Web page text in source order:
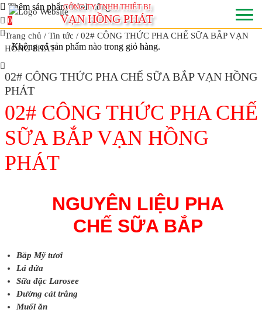
CÔNG TY TNHH THIẾT BỊ
VẠN HỒNG PHÁT
Thêm sản phẩm thành công!
0
Không có sản phẩm nào trong giỏ hàng.
Trang chủ / Tin tức / 02# CÔNG THỨC PHA CHẾ SỮA BẮP VẠN
HỒNG PHÁT
02# CÔNG THỨC PHA CHẾ SỮA BẮP VẠN HỒNG
PHÁT
02# CÔNG THỨC PHA CHẾ
SỮA BẮP VẠN HỒNG
PHÁT
NGUYÊN LIỆU PHA
CHẾ SỮA BẮP
Bắp Mỹ tươi
Lá dứa
Sữa đặc Larosee
Đường cát trắng
Muối ăn